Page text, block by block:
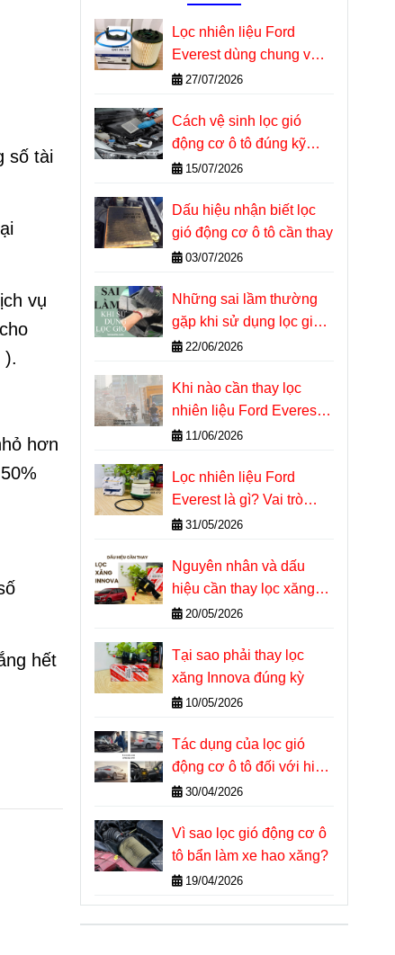
số tài
vụ
).
hơn
hết
Lọc nhiên liệu Ford
Everest dùng chung với
những dòng xe nào?
27/07/2026
Cách vệ sinh lọc gió
động cơ ô tô đúng kỹ
thuật tại nhà
15/07/2026
Dấu hiệu nhận biết lọc
gió động cơ ô tô cần thay
03/07/2026
Những sai lầm thường
gặp khi sử dụng lọc gió
động cơ ô tô
22/06/2026
Khi nào cần thay lọc
nhiên liệu Ford Everest?
Dấu hiệu nhận biết chính
11/06/2026
Lọc nhiên liệu Ford
Everest là gì? Vai trò
quan trọng với động cơ
31/05/2026
Nguyên nhân và dấu
hiệu cần thay lọc xăng
Innova
20/05/2026
Tại sao phải thay lọc
xăng Innova đúng kỳ
10/05/2026
Tác dụng của lọc gió
động cơ ô tô đối với hiệu
suất và tuổi thọ máy
30/04/2026
Vì sao lọc gió động cơ ô
tô bẩn làm xe hao xăng?
19/04/2026